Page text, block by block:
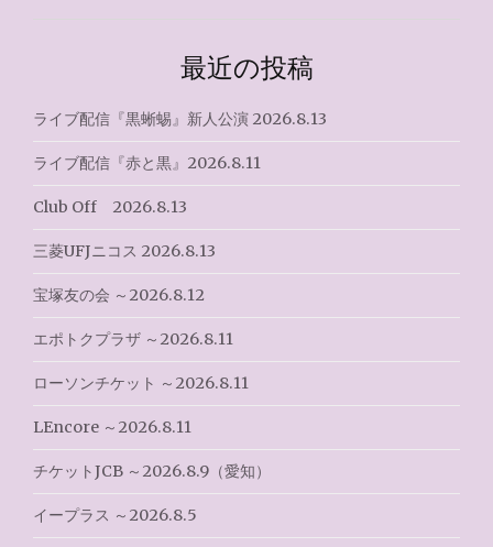
ゲ
ー
シ
ョ
ン
最近の投稿
ライブ配信『黒蜥蜴』新人公演 2026.8.13
ライブ配信『赤と黒』2026.8.11
Club Off 2026.8.13
三菱UFJニコス 2026.8.13
宝塚友の会 ～2026.8.12
エポトクプラザ ～2026.8.11
ローソンチケット ～2026.8.11
LEncore ～2026.8.11
チケットJCB ～2026.8.9（愛知）
イープラス ～2026.8.5